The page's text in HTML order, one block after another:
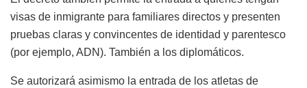
visas de inmigrante para familiares directos y presenten
pruebas claras y convincentes de identidad y parentesco
(por ejemplo, ADN). También a los diplomáticos.
Se autorizará asimismo la entrada de los atletas de